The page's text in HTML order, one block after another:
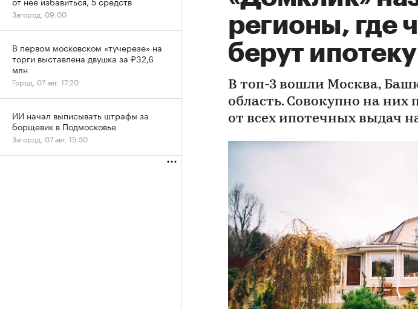
регионы, где
берут
В топ-3 вошли Москва,
область. Совокупно на них
от всех ипотечных выдач
Загород, 09:00
В первом московском «тучерезе» на
торги выставлена двушка за ₽32,6
млн
Город, 07 авг, 17:20
ИИ начал выписывать штрафы за
борщевик в Подмосковье
Загород, 07 авг, 15:30